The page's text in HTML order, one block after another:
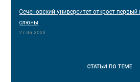
Сеченовский университет откроет
слюны
27.06.2023
СТАТЬИ ПО ТЕМЕ